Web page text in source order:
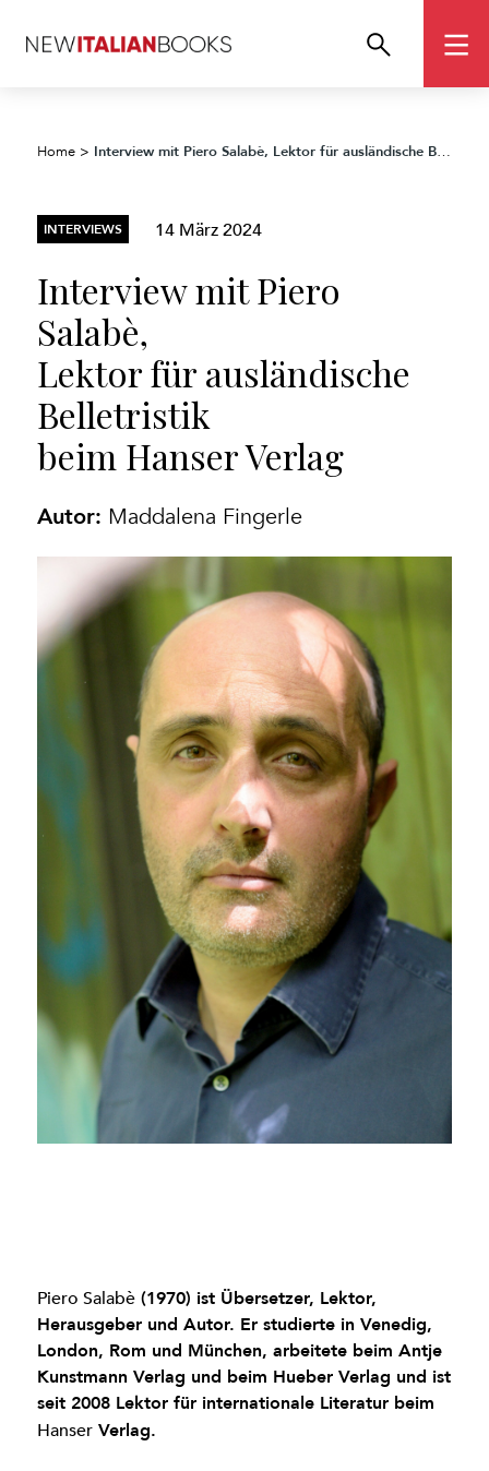
Home > Interview mit Piero Salabè, Lektor für ausländische Belletristik
INTERVIEWS 14 März 2024
Interview mit Piero
Salabè,
Lektor für ausländische
Belletristik
beim Hanser Verlag
Autor: Maddalena Fingerle
Piero Salabè (1970) ist Übersetzer, Lektor,
Herausgeber und Autor. Er studierte in Venedig,
London, Rom und München, arbeitete beim Antje
Kunstmann Verlag und beim Hueber Verlag und ist
seit 2008 Lektor für internationale Literatur beim
Hanser Verlag.